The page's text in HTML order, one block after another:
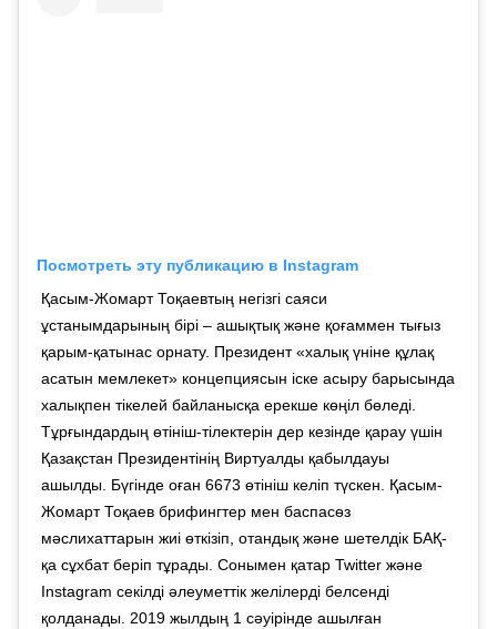
Посмотреть эту публикацию в Instagram
Қасым-Жомарт Тоқаевтың негізгі саяси
ұстанымдарының бірі – ашықтық және қоғаммен тығыз
қарым-қатынас орнату. Президент «халық үніне құлақ
асатын мемлекет» концепциясын іске асыру барысында
халықпен тікелей байланысқа ерекше көңіл бөледі.
Тұрғындардың өтініш-тілектерін дер кезінде қарау үшін
Қазақстан Президентінің Виртуалды қабылдауы
ашылды. Бүгінде оған 6673 өтініш келіп түскен. Қасым-
Жомарт Тоқаев брифингтер мен баспасөз
мәслихаттарын жиі өткізіп, отандық және шетелдік БАҚ-
қа сұхбат беріп тұрады. Сонымен қатар Twitter және
Instagram секілді әлеуметтік желілерді белсенді
қолданады. 2019 жылдың 1 сәуірінде ашылған